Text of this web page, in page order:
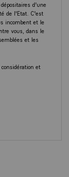
d'une
de l'Etat. C'est
incombent et le
vous, dans le
et les
et
de Georges